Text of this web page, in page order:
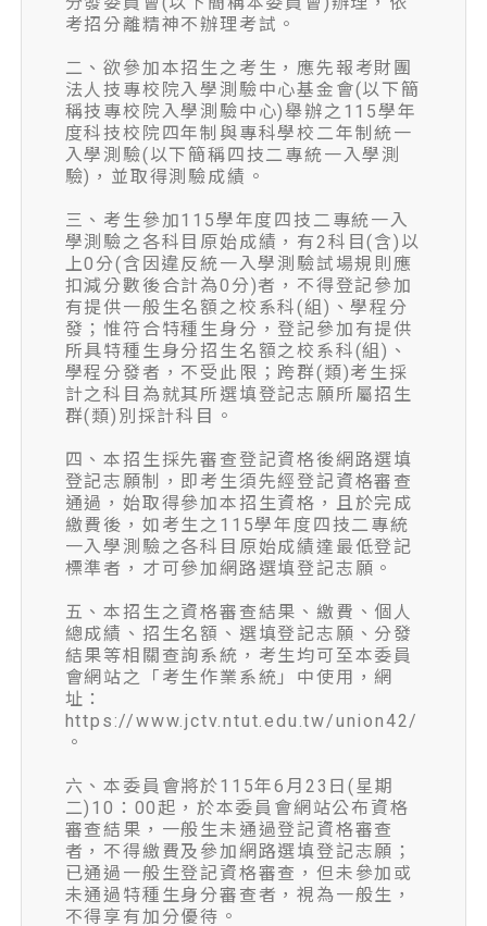
考招分離精神不辦理考試。
二、欲參加本招生之考生，應先報考財團
法人技專校院入學測驗中心基金會(以下簡
稱技專校院入學測驗中心)舉辦之115學年
度科技校院四年制與專科學校二年制統一
入學測驗(以下簡稱四技二專統一入學測
驗)，並取得測驗成績。
三、考生參加115學年度四技二專統一入
學測驗之各科目原始成績，有2科目(含)以
上0分(含因違反統一入學測驗試場規則應
扣減分數後合計為0分)者，不得登記參加
有提供一般生名額之校系科(組)、學程分
發；惟符合特種生身分，登記參加有提供
所具特種生身分招生名額之校系科(組)、
學程分發者，不受此限；跨群(類)考生採
計之科目為就其所選填登記志願所屬招生
群(類)別採計科目。
四、本招生採先審查登記資格後網路選填
登記志願制，即考生須先經登記資格審查
通過，始取得參加本招生資格，且於完成
繳費後，如考生之115學年度四技二專統
一入學測驗之各科目原始成績達最低登記
標準者，才可參加網路選填登記志願。
五、本招生之資格審查結果、繳費、個人
總成績、招生名額、選填登記志願、分發
結果等相關查詢系統，考生均可至本委員
會網站之「考生作業系統」中使用，網
址：
https://www.jctv.ntut.edu.tw/union42/
。
六、本委員會將於115年6月23日(星期
二)10：00起，於本委員會網站公布資格
審查結果，一般生未通過登記資格審查
者，不得繳費及參加網路選填登記志願；
已通過一般生登記資格審查，但未參加或
未通過特種生身分審查者，視為一般生，
不得享有加分優待。